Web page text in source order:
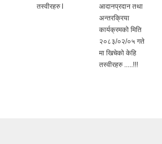
तस्वीरहरु l
आदानप्रदान तथा
अन्तरक्रिया
कार्यक्रमको मिति
२०८३/०२/०५ गते
मा खिचेको केहि
तस्वीरहरु .....!!!